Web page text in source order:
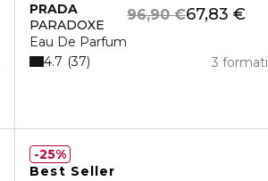
PRADA
PARADOXE
Eau De Parfum
67,83 €
96,90 €
3 formati
4.7 37
Best Seller
25%